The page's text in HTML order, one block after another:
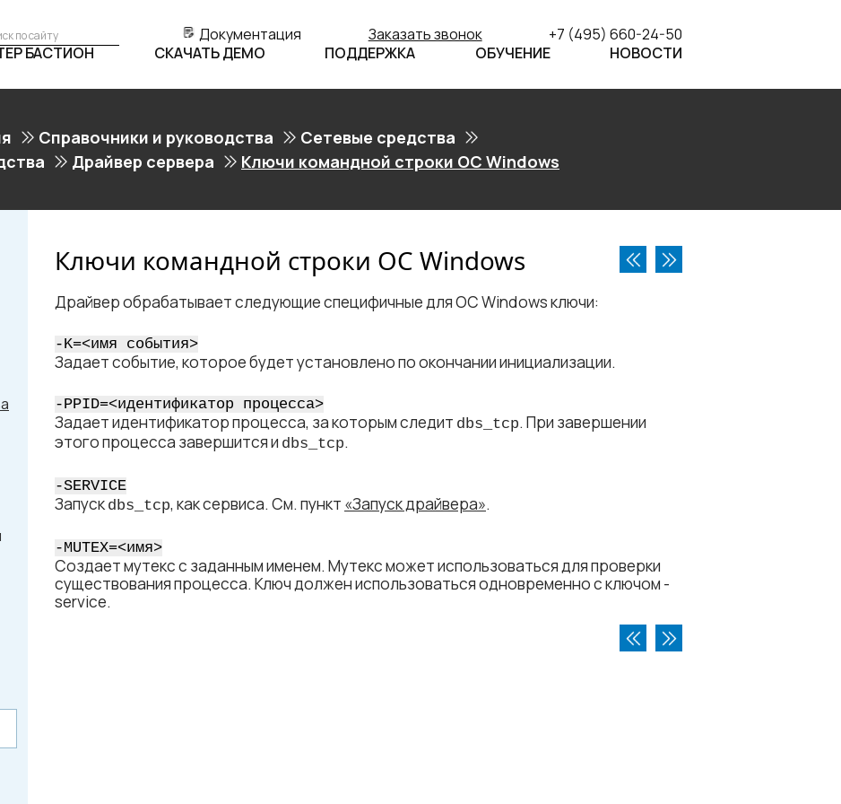
Документация Заказать звонок
+7 (495) 660-24-50
БАСТИОН
СКАЧАТЬ ДЕМО ПОДДЕРЖКА ОБУЧЕНИЕ НОВОСТИ
Справочники и руководства
Сетевые средства
Драйвер сервера Ключи командной строки ОС Windows
Ключи командной строки ОС Windows
Драйвер обрабатывает следующие специфичные для ОС Windows ключи:
-K=<​имя события​>
Задает событие, которое будет установлено по окончании инициализации.
-PPID=<​идентификатор процесса​>
Задает идентификатор процесса, за которым следит dbs_tcp. При завершении
этого процесса завершится и dbs_tcp.
-SERVICE
Запускdbs_tcp, как сервиса. См. пункт «Запуск драйвера».
-MUTEX=<​имя​>
Создает мутекс с заданным именем. Мутекс может использоваться для проверки
существования процесса. Ключ должен использоваться одновременно с ключом -
service.